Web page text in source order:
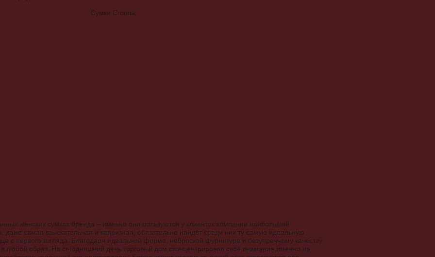
женских сумках бренда – именно они пользуются у клиенток компании наибольшей
самая взыскательная и капризная, обязательно найдёт среди них ту самую идеальную
с первого взгляда. Благодаря идеальной форме, неброской фурнитуре и безупречному качеству
в любой образ. На сегодняшний день торговый дом сконцентрировал своё внимание именно на